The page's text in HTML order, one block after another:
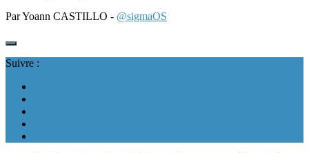
Par Yoann CASTILLO - @sigmaOS
Suivre :